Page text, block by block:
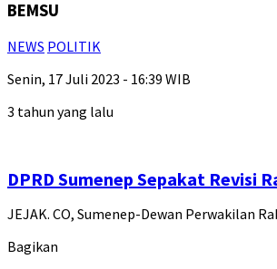
BEMSU
NEWS POLITIK
Senin, 17 Juli 2023 - 16:39 WIB
3 tahun yang lalu
DPRD Sumenep Sepakat Revisi
JEJAK. CO, Sumenep-Dewan Perwakilan
Bagikan